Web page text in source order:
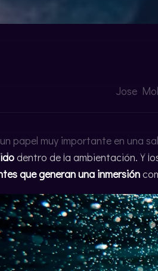
Jose
papel muy importante en una
dentro de la ambientación. Y
que generan una inmersión